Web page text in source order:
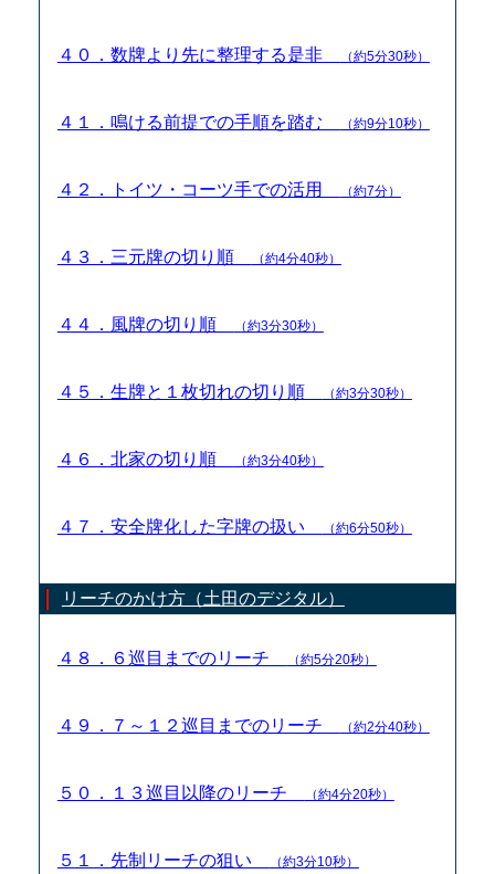
４０．数牌より先に整理する是非 （約5分30秒）
４１．鳴ける前提での手順を踏む （約9分10秒）
４２．トイツ・コーツ手での活用 （約7分）
４３．三元牌の切り順 （約4分40秒）
４４．風牌の切り順 （約3分30秒）
４５．生牌と１枚切れの切り順 （約3分30秒）
４６．北家の切り順 （約3分40秒）
４７．安全牌化した字牌の扱い （約6分50秒）
リーチのかけ方（土田のデジタル）
４８．６巡目までのリーチ （約5分20秒）
４９．７～１２巡目までのリーチ （約2分40秒）
５０．１３巡目以降のリーチ （約4分20秒）
５１．先制リーチの狙い （約3分10秒）